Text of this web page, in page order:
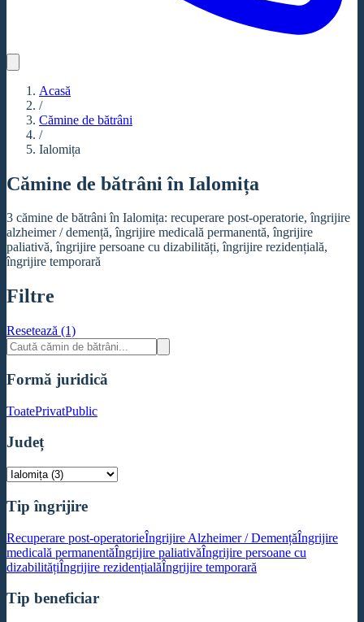
Acasă
/
Cămine de bătrâni
/
Ialomița
Cămine de bătrâni în Ialomița
3 cămine de bătrâni în Ialomița: recuperare post-operatorie, îngrijire
alzheimer / demență, îngrijire medicală permanentă, îngrijire
paliativă, îngrijire persoane cu dizabilități, îngrijire rezidențială,
îngrijire temporară
Filtre
Resetează (1)
Formă juridică
ToatePrivatPublic
Județ
Tip îngrijire
Recuperare post-operatorieÎngrijire Alzheimer / DemențăÎngrijire
medicală permanentăÎngrijire paliativăÎngrijire persoane cu
dizabilitățiÎngrijire rezidențialăÎngrijire temporară
Tip beneficiar